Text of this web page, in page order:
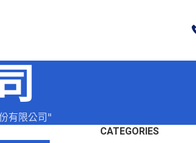
有限公司"
CATEGORIES